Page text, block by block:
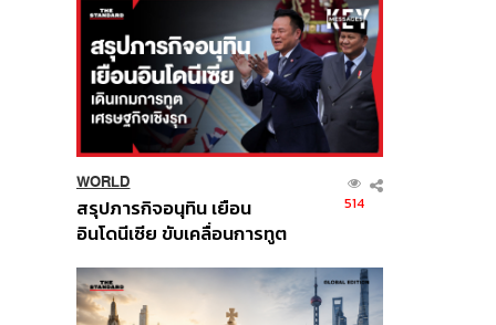
WORLD
สรุปภารกิจอนุทิน เยือน
อินโดนีเซีย ขับเคลื่อนการทูต
ส่วนยุทธศาสตร์ไทย –
อินโดนีเซีย
514